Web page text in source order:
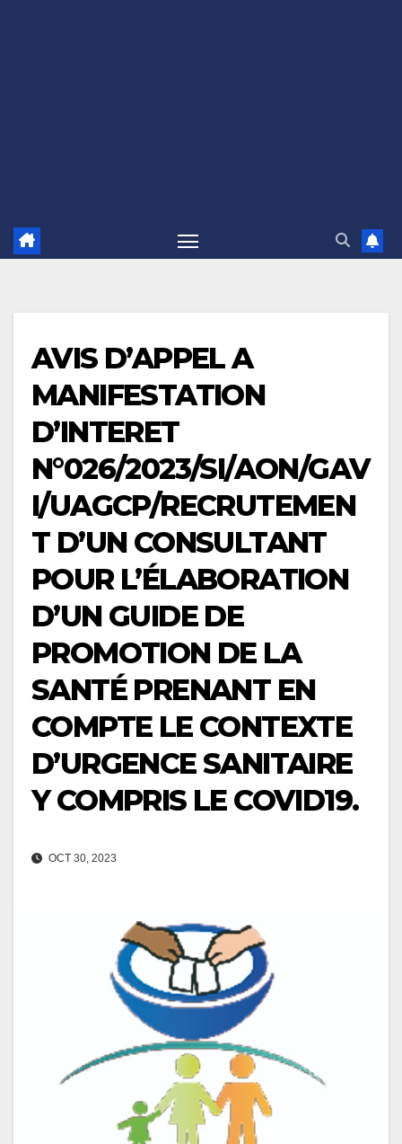
AVIS D’APPEL A
MANIFESTATION
D’INTERET
N°026/2023/SI/AON/GAV
I/UAGCP/RECRUTEMEN
T D’UN CONSULTANT
POUR L’ÉLABORATION
D’UN GUIDE DE
PROMOTION DE LA
SANTÉ PRENANT EN
COMPTE LE CONTEXTE
D’URGENCE SANITAIRE
Y COMPRIS LE COVID19.
OCT 30, 2023